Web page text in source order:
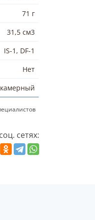
71 г
31,5 см3
IS-1, DF-1
Нет
сетях: